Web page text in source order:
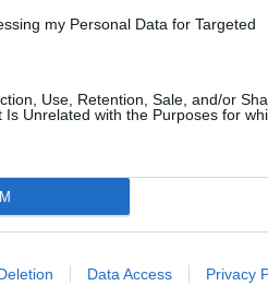
my Personal Data for Targeted
Use, Retention, Sale, and/or
Unrelated with the Purposes for
Data Access Privacy
parte de
Inicia sesión